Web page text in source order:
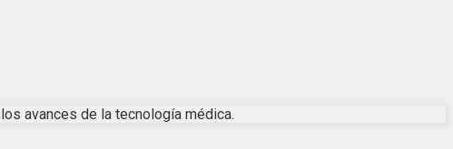
avances de la tecnología médica.